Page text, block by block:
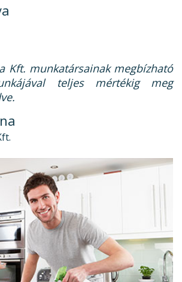
Kft. munkatársainak megbízható
teljes mértékig meg